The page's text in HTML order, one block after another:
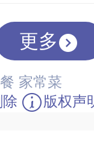
更多
家常菜
版权声